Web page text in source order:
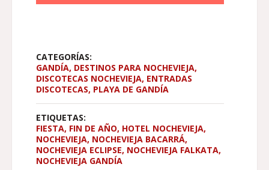
75,00 €
CATEGORÍAS:
GANDÍA, DESTINOS PARA NOCHEVIEJA,
DISCOTECAS NOCHEVIEJA, ENTRADAS
DISCOTECAS, PLAYA DE GANDÍA
ETIQUETAS:
FIESTA, FIN DE AÑO, HOTEL NOCHEVIEJA,
NOCHEVIEJA, NOCHEVIEJA BACARRÁ,
NOCHEVIEJA ECLIPSE, NOCHEVIEJA FALKATA,
NOCHEVIEJA GANDÍA